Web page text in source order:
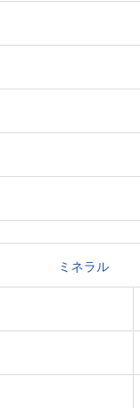
ミネラル